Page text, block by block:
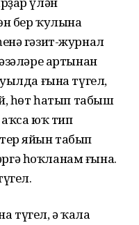
бер ҡулына
гәзит-журнал
артынан
ғына түгел,
һөт һатып табыш
юҡ тип
яйын табып
һоҡланам ғына.
түгел, ә ҡала